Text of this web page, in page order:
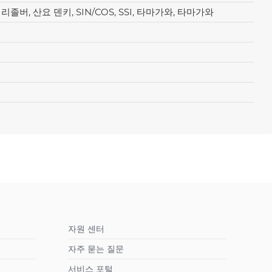
졸버, 산요 덴키, SIN/COS, SSI, 타마가와, 타마가와
자원 센터
자주 묻는 질문
서비스 포털